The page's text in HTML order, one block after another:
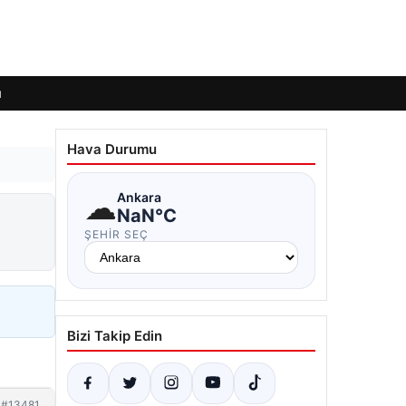
Hava Durumu
☁Ankara
NaN°C
ŞEHIR SEÇ
Bizi Takip Edin